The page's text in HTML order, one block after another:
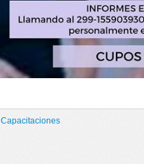
Capacitaciones